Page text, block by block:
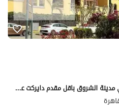
شقة بجاردن خاصة 3 غرف للبيع في مدينة الشروق باقل مقدم دايركت علي طريق السويس بجوار مدينتي